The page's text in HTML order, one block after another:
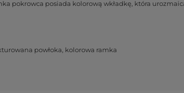
pokrowca posiada kolorową wkładkę, która
powłoka, kolorowa ramka